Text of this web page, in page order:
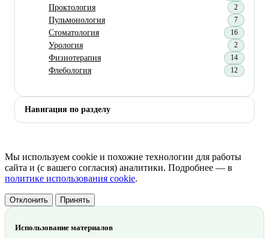
Проктология 2
Пульмонология 7
Стоматология 16
Урология 2
Физиотерапия 14
Флебология 12
Навигация по разделу
Мы используем cookie и похожие технологии для работы
сайта и (с вашего согласия) аналитики. Подробнее — в
политике использования cookie.
Отклонить Принять
Использование материалов